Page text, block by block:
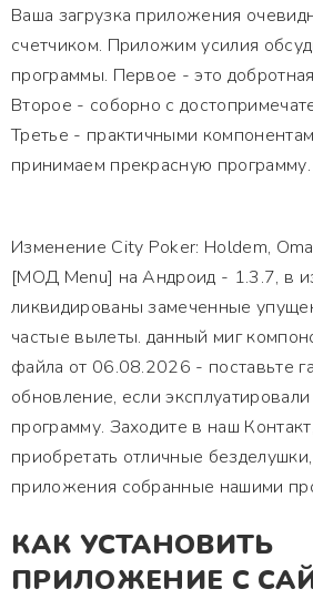
Ваша загрузка приложения
счетчиком. Приложим усилия
программы. Первое - это
Второе - соборно с
Третье - практичными
принимаем прекрасную программу.
Изменение City Poker: Holdem,
[МОД Menu] на Андроид - 1.3.7, в
ликвидированы замеченные
частые вылеты. данный миг
файла от 06.08.2026 - поставьте
обновление, если
программу. Заходите в наш
приобретать отличные
приложения собранные нашими
КАК УСТАНОВИТЬ
ПРИЛОЖЕНИЕ С